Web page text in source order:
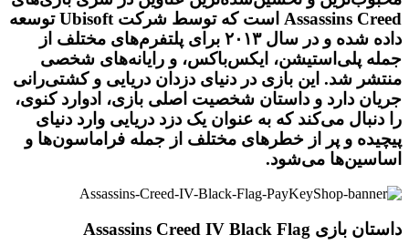
Assassins Creed است که توسط شرکت Ubisoft توسعه
داده شده و در سال ۲۰۱۳ برای پلتفرم‌های مختلف از
جمله پلی‌استیشن، ایکس‌باکس، و رایانه‌های شخصی
منتشر شد. این بازی در دنیای دزدان دریایی وکشتی‌رانی
جریان دارد و داستان شخصیت اصلی بازی، ادوارد کنوی،
را دنبال می‌کند که به عنوان یک دزد دریایی وارد دنیای
پیچیده و پر از خطرهای مختلف از جمله فراماسون‌ها و
اساسین‌ها می‌شود.
داستان بازی Assassins Creed IV Black Flag